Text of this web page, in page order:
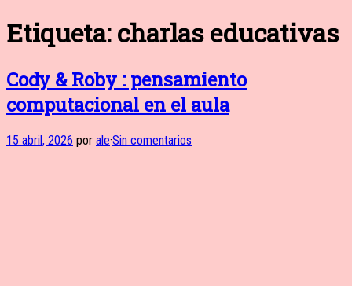
Etiqueta:charlas educativas
Cody & Roby : pensamiento
computacional en el aula
15 abril, 2026 por ale·Sin comentarios